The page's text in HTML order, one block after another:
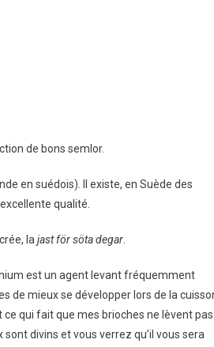
de bons semlor.
en suédois). Il existe, en Suède des
qualité.
la jast för söta degar
est un agent levant fréquemment
de mieux se développer lors de la
ce qui fait que mes brioches ne lèvent pas
divins et vous verrez qu’il vous sera